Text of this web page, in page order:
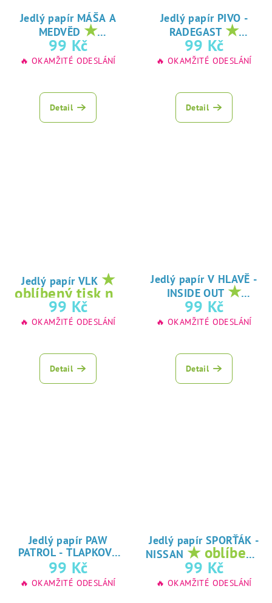
Jedlý papír MÁŠA A
MEDVĚD ★
oblíbený tisk na
jedlý papír
99 Kč
🔥 OKAMŽITÉ ODESLÁNÍ
Detail
Jedlý papír PIVO -
RADEGAST ★
oblíbený tisk na
jedlý papír
99 Kč
🔥 OKAMŽITÉ ODESLÁNÍ
Detail
Jedlý papír VLK ★
oblíbený tisk na
jedlý papír
99 Kč
🔥 OKAMŽITÉ ODESLÁNÍ
Detail
Jedlý papír V HLAVĚ -
INSIDE OUT ★
oblíbený tisk na
jedlý papír
99 Kč
🔥 OKAMŽITÉ ODESLÁNÍ
Detail
Jedlý papír PAW
PATROL - TLAPKOVÁ
PATROLA★
oblíbený tisk na
jedlý papír
99 Kč
🔥 OKAMŽITÉ ODESLÁNÍ
Jedlý papír SPORŤÁK -
NISSAN ★ oblíbený
tisk na jedlý
papír
99 Kč
🔥 OKAMŽITÉ ODESLÁNÍ